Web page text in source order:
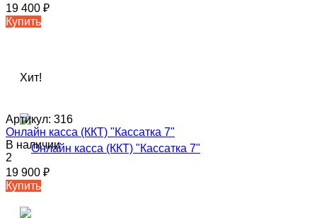
19 400 ₽
Купить
Хит!
Артикул: 316
Онлайн касса (ККТ) "Кассатка 7"
В наличии
2
19 900 ₽
Купить